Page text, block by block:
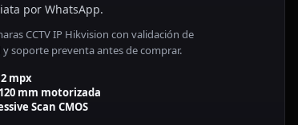
por WhatsApp.
CCTV IP Hikvision con validación de
soporte preventa antes de comprar.
mpx
mm motorizada
Scan CMOS